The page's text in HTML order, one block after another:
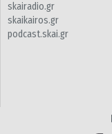
skairadio.gr
skaikairos.gr
podcast.skai.gr